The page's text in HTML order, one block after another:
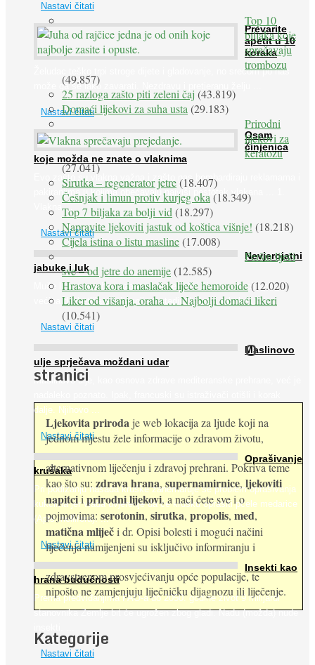
Nastavi čitati
Prevarite
apetit u 10
koraka
Želudac teško trpi stroge dijete i gladovanje, no srećom po nas
može ga se lako zavarati. Nezdravu i pretjeranu želju ...
Nastavi čitati
Osam
činjenica
koje možda ne znate o vlaknima
Evo zašto su vlakna važna i zašto nas bombardiraju reklamama i
pakiranjima u kojima obećavaju najviši postotak vlakana ... 1.
Vlakna ...
Nastavi čitati
Nevjerojatni
jabuke i luk
Muče li vas tegobe vezane uz srce, oči i živce, od kojih pati
većina dijabetičara u kasnijem stadiju bolesti, jabuke ...
Nastavi čitati
Maslinovo
ulje sprječava moždani udar
Maslinovo ulje, kao osnova zdrave mediteranske prehrane, već je
dalje. Njihovo ...
Nastavi čitati
Oprašivanje
krušaka
Pri podizanju nasada kruške zanemaruje se problem oprašivanja
kukcima jer vlada uvjerenje da će krušku oprašiti pčele medarice
(Apis mellifera). ...
Nastavi čitati
Insekti kao
hrana budućnosti
Prema predviđanjima FAO-a do 2050. godine život 9 milijardi
stanovnika Zemlje bit će ugrožen zbog gladi. Nadu (možda) nude
Nastavi čitati
Top 10
biljaka koje
sprečavaju
trombozu
(49.857)
25 razloga zašto piti zeleni čaj(43.819)
Domaći lijekovi za suha usta (29.183)
Prirodni
lijekovi za
keratozu
(27.041)
Sirutka – regenerator jetre(18.407)
Češnjak i limun protiv kurjeg oka (18.349)
Top 7 biljaka za bolji vid (18.297)
Napravite ljekoviti jastuk od koštica višnje! (18.218)
Cijela istina o listu masline(17.008)
Peršin liječi
sve – od jetre do anemije(12.585)
Hrastova kora i maslačak liječe hemoroide(12.020)
Liker od višanja, oraha … Najbolji domaći likeri
(10.541)
O
stranici
Ljekovita priroda je web lokacija za ljude koji na
jednom mjestu žele informacije o zdravom životu,
alternativnom liječenju i zdravoj prehrani. Pokriva teme
kao što su: zdrava hrana, supernamirnice, ljekoviti
napitciiprirodni lijekovi, a naći ćete sve i o
pojmovima: serotonin, sirutka, propolis, med,
matična mliječi dr. Opisi bolesti i mogući načini
liječenja namijenjeni su isključivo informiranju i
zdravstvenom prosvjećivanju opće populacije, te
nipošto ne zamjenjuju liječničku dijagnozu ili liječenje.
Kategorije